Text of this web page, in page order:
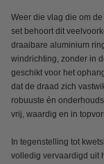
Weer die vlag die om
set behoort dit
draaibare aluminium
windrichting, zonder in
geschikt voor het
dat de draad zich
robuuste én
vrij, waardig en in
In tegenstelling tot
volledig vervaardigd uit